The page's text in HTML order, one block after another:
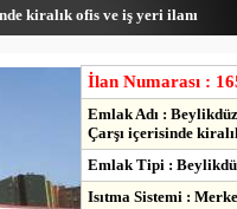
kiralık ofis ve iş yeri ilanı
İlan Numarası :
Emlak Adı :
Çarşı içerisinde
Emlak Tipi :
Isıtma Sistemi :